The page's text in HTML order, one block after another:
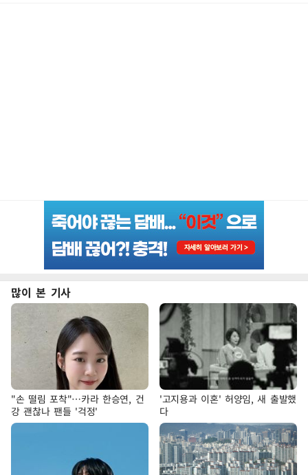
많이 본 기사
"손 떨림 포착"…카라 한승연, 건
강 괜찮나 팬들 '걱정'
'고지용과 이혼' 허양임, 새 출발했
다